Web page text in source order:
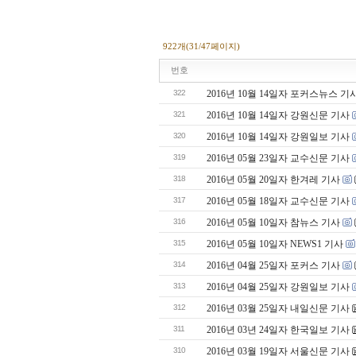
922개(31/47페이지)
번호
322 2016년 10월 14일자 포커스뉴스 기
321 2016년 10월 14일자 강원신문 기사
320 2016년 10월 14일자 강원일보 기사
319 2016년 05월 23일자 교수신문 기사
318 2016년 05월 20일자 한겨레 기사
317 2016년 05월 18일자 교수신문 기사
316 2016년 05월 10일자 참뉴스 기사
315 2016년 05월 10일자 NEWS1 기사
314 2016년 04월 25일자 포커스 기사
313 2016년 04월 25일자 강원일보 기사
312 2016년 03월 25일자 내일신문 기사
311 2016년 03년 24일자 한국일보 기사
310 2016년 03월 19일자 서울신문 기사